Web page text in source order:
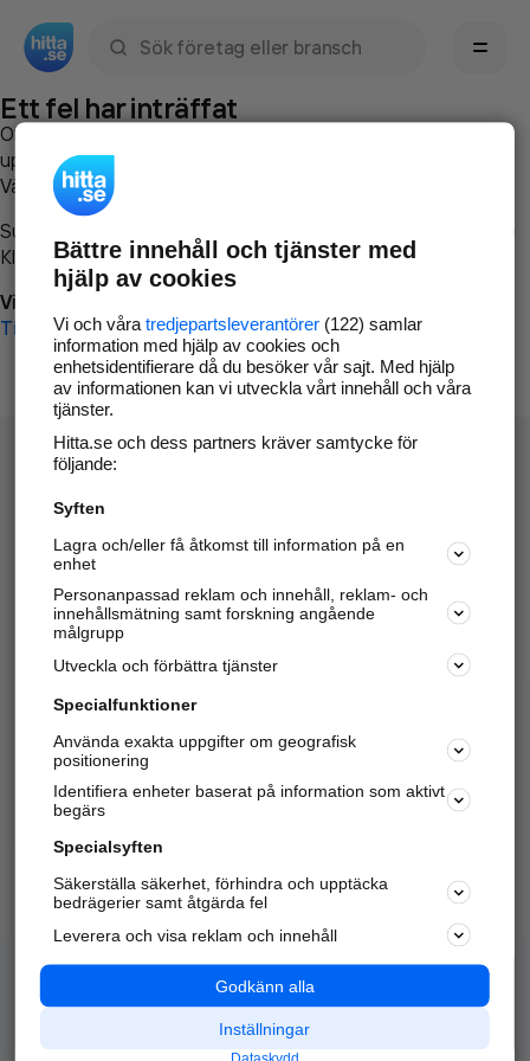
Ett fel har inträffat
Om du vill kan du
uppstod så att vi lättare och snabbare kan avhjälpa det.
Vänligen försök med följande:
Surfa till
Klicka påTillbaka-knappen i webbläsaren och försök igen
Vi beklagar besväret!
Till startsidan
Hitta.se - Gratis nummerupplysning.
Sök företag, personer och platser.
Hitta telefonnummer, adresser, företagsinfo mm.
Marknadsför företaget
Kom igång och annonsera mot
samarbetspartners nära dig.
Alla kategorier
Populära sökningar
API & Kartor
Annonsera
Integritet
Nödnummer
Bättre innehåll och tjänster med
hjälp av cookies
Vi och våra tredjepartsleverantörer(122) samlar
information med hjälp av cookies och
enhetsidentifierare då du besöker vår sajt. Med hjälp
av informationen kan vi utveckla vårt innehåll och våra
tjänster.
Hitta.se och dess partners kräver samtycke för
följande:
Syften
Lagra och/eller få åtkomst till information på en
enhet
Personanpassad reklam och innehåll, reklam- och
innehållsmätning samt forskning angående
målgrupp
Utveckla och förbättra tjänster
Specialfunktioner
Använda exakta uppgifter om geografisk
positionering
Identifiera enheter baserat på information som aktivt
begärs
Specialsyften
Säkerställa säkerhet, förhindra och upptäcka
bedrägerier samt åtgärda fel
Leverera och visa reklam och innehåll
Godkänn alla
Inställningar
Dataskydd